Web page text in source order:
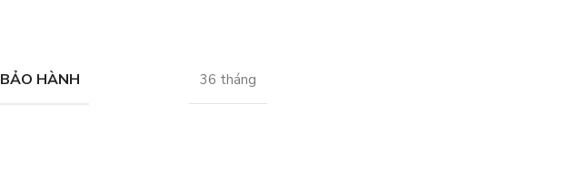
BẢO HÀNH 36 tháng